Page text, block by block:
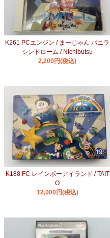
K261 PCエンジン / まーじゃん バニラ
シンドローム / Nichibutsu
2,200円(税込)
K188 FC レインボーアイランド / TAIT
O
12,000円(税込)